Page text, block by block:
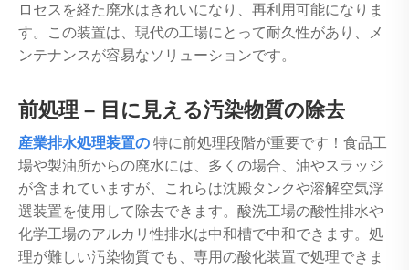
ロセスを経た廃水はきれいになり、再利用可能になりま
す。この装置は、現代の工場にとって耐久性があり、メ
ンテナンスが容易なソリューションです。
前処理 – 目に見える汚染物質の除去
産業排水処理装置の 特に前処理段階が重要です！食品工
場や製油所からの廃水には、多くの場合、油やスラッジ
が含まれていますが、これらは沈殿タンクや溶解空気浮
選装置を使用して除去できます。酸洗工場の酸性排水や
化学工場のアルカリ性排水は中和槽で中和できます。処
理が難しい汚染物質でも、専用の酸化装置で処理できま